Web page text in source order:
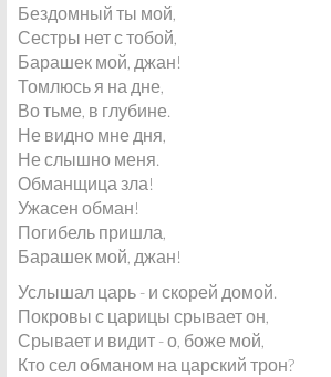
Бездомный ты мой,
Сестры нет с тобой,
Барашек мой, джан!
Томлюсь я на дне,
Во тьме, в глубине.
Не видно мне дня,
Не слышно меня.
Обманщица зла!
Ужасен обман!
Погибель пришла,
Барашек мой, джан!
Услышал царь - и скорей домой.
Покровы с царицы срывает он,
Срывает и видит - о, боже мой,
Кто сел обманом на царский трон?